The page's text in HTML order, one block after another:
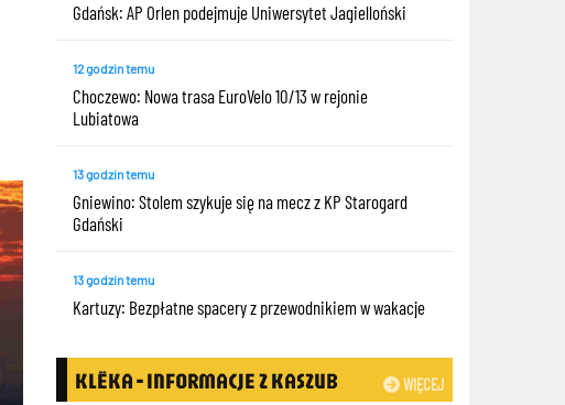
Gdańsk: AP Orlen podejmuje Uniwersytet Jagielloński
12 godzin temu
Choczewo: Nowa trasa EuroVelo 10/13 w rejonie
Lubiatowa
13 godzin temu
Gniewino: Stolem szykuje się na mecz z KP Starogard
Gdański
13 godzin temu
Kartuzy: Bezpłatne spacery z przewodnikiem w wakacje
WIĘCEJ
KLËKA - INFORMACJE Z KASZUB